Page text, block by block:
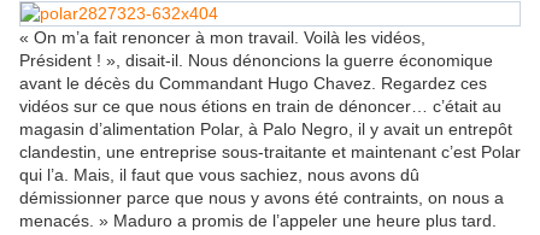
« On m’a fait renoncer à mon travail. Voilà les vidéos,
Président ! », disait-il. Nous dénoncions la guerre économique
avant le décès du Commandant Hugo Chavez. Regardez ces
vidéos sur ce que nous étions en train de dénoncer… c’était au
magasin d’alimentation Polar, à Palo Negro, il y avait un entrepôt
clandestin, une entreprise sous-traitante et maintenant c’est Polar
qui l’a. Mais, il faut que vous sachiez, nous avons dû
démissionner parce que nous y avons été contraints, on nous a
menacés. » Maduro a promis de l’appeler une heure plus tard.